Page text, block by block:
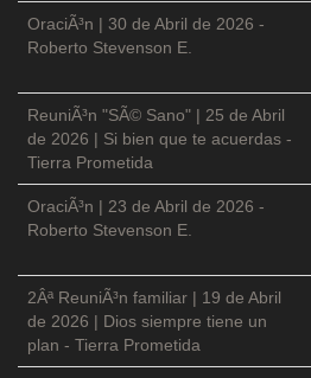
OraciÃ³n | 30 de Abril de 2026 -
Roberto Stevenson E.
ReuniÃ³n "SÃ© Sano" | 25 de Abril
de 2026 | Si bien que te acuerdas -
Tierra Prometida
OraciÃ³n | 23 de Abril de 2026 -
Roberto Stevenson E.
2Âª ReuniÃ³n familiar | 19 de Abril
de 2026 | Dios siempre tiene un
plan - Tierra Prometida